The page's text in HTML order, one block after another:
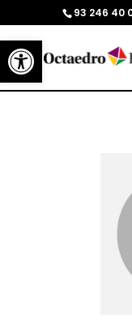
Abrir barra de
93 246 40